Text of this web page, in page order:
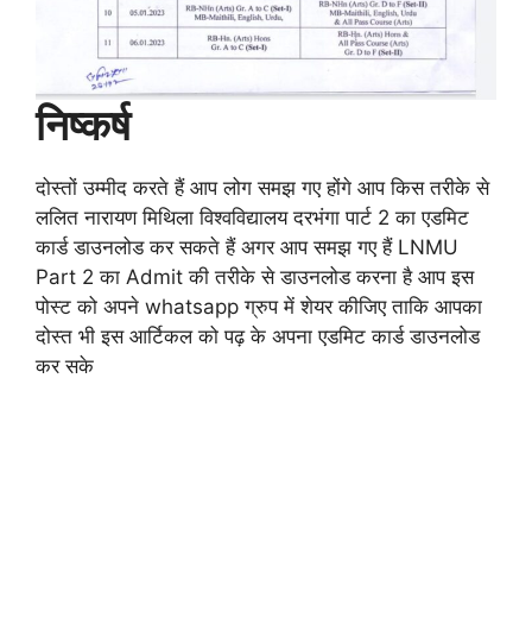
निष्कर्ष
दोस्तों उम्मीद करते हैं आप लोग समझ गए होंगे आप किस तरीके से
ललित नारायण मिथिला विश्वविद्यालय दरभंगा पार्ट 2 का एडमिट
कार्ड डाउनलोड कर सकते हैं अगर आप समझ गए हैं LNMU
Part 2 का Admit की तरीके से डाउनलोड करना है आप इस
पोस्ट को अपने whatsapp ग्रुप में शेयर कीजिए ताकि आपका
दोस्त भी इस आर्टिकल को पढ़ के अपना एडमिट कार्ड डाउनलोड
कर सके